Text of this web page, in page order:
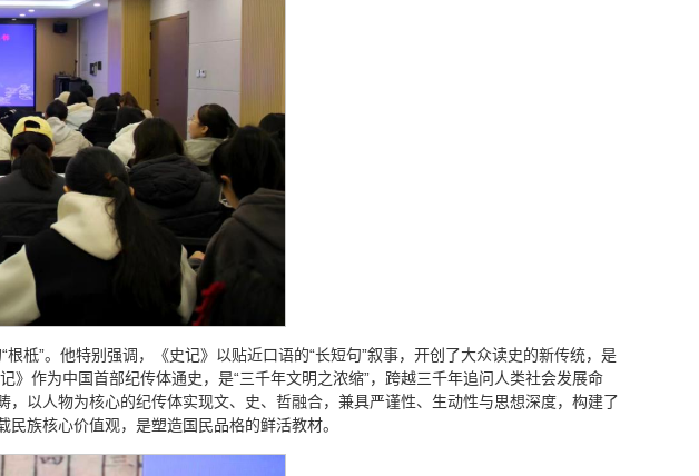
柢”。他特别强调，《史记》以贴近口语的“长短句”叙事，开创了大众读史的新传统，是
作为中国首部纪传体通史，是“三千年文明之浓缩”，跨越三千年追问人类社会发展命
以人物为核心的纪传体实现文、史、哲融合，兼具严谨性、生动性与思想深度，构建了
族核心价值观，是塑造国民品格的鲜活教材。